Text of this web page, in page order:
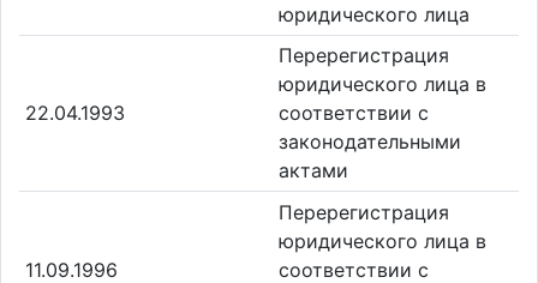
юридического лица
22.04.1993
Перерегистрация
юридического лица в
соответствии с
законодательными
актами
11.09.1996
Перерегистрация
юридического лица в
соответствии с